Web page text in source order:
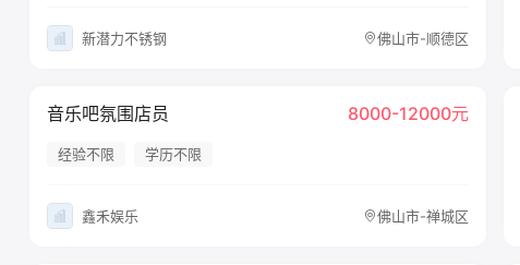
新潜力不锈钢 佛山市-顺德区
音乐吧氛围店员 8000-12000元
经验不限 学历不限
鑫禾娱乐 佛山市-禅城区